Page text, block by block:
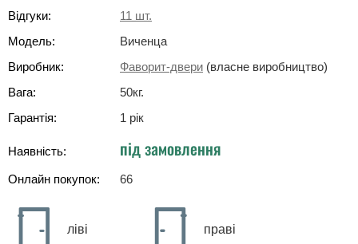
Відгуки:
11 шт.
Модель:
Виченца
Виробник:
Фаворит-двери (власне виробництво)
Вага:
50кг.
Гарантія:
1 рік
Наявність: під замовлення
Онлайн покупок: 66
ліві праві